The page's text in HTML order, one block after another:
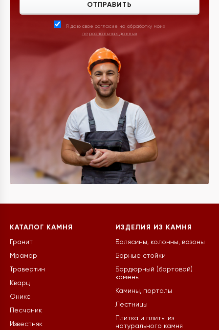
ОТПРАВИТЬ
Я даю свое согласие на обработку моих
персональных данных
КАТАЛОГ КАМНЯ
Гранит
Мрамор
Травертин
Кварц
Оникс
Песчаник
Известняк
ИЗДЕЛИЯ ИЗ КАМНЯ
Балясины, колонны, вазоны
Барные стойки
Бордюрный (бортовой)
камень
Камины, порталы
Лестницы
Плитка и плиты из
натурального камня